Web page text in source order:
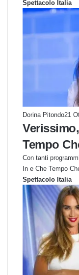
Spettacolo Italia
Dorina Pitondo21
Tempo
Con tanti
In e Che Tempo
Spettacolo Italia